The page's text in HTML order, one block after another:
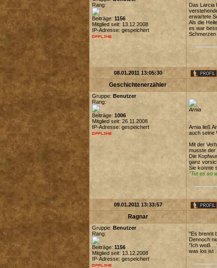
Rang:
Beiträge: 1156
Mitglied seit: 13.12.2008
IP-Adresse: gespeichert
Das Larcia
erwartete
Als die
es war
08.01.2011 13:05:30
Geschichtenerzähler
Gruppe: Benutzer
Rang:
Beiträge: 1006
Mitglied seit: 26.11.2008
IP-Adresse: gespeichert
Arnia
Arnia ließ
auch seine
Mit der
musste der
Die
ganz
Sie konnte
"Tut es so
09.01.2011 13:33:57
Ragnar
Gruppe: Benutzer
Rang:
Beiträge: 1156
Mitglied seit: 13.12.2008
IP-Adresse: gespeichert
"Es brennt
Dennoch
"Ich weiß
was los ist